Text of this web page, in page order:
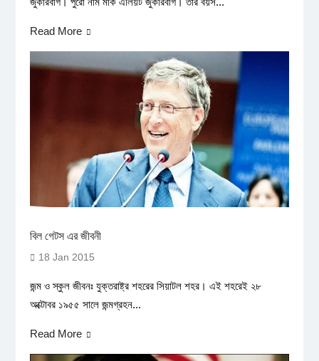
Read More
বিল গেটস এর জীবনী
18 Jan 2015
জন্ম ও স্কুল জীবনঃ যুক্তরাষ্ট্র শহরের সিয়াটল শহর। এই শহরেই ২৮
অক্টোবর ১৯৫৫ সালে জন্মগ্রহন...
Read More